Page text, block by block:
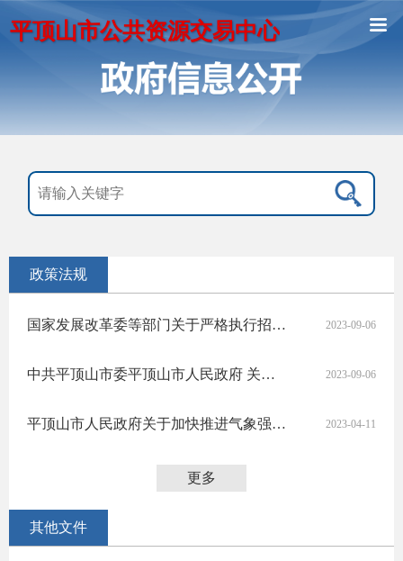
平顶山市公共资源交易中心
政策法规
国家发展改革委等部门关于严格执行招标投标 法规制度进一步规范招标投标 主体行为的若干意见 2023-09-06
中共平顶山市委平顶山市人民政府 关于印发《平顶山市法治宣传教育第八个 五年规划(2021-2025年)》的通知 2023-09-06
平顶山市人民政府关于加快推进气象强市建设的实施意见 2023-04-11
更多
其他文件